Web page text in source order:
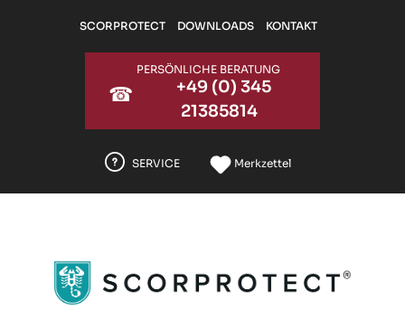
Zum Hauptinhalt springen
SCORPROTECT DOWNLOADS KONTAKT
☎
PERSÖNLICHE BERATUNG
+49 (0) 345
21385814
SERVICE Merkzettel